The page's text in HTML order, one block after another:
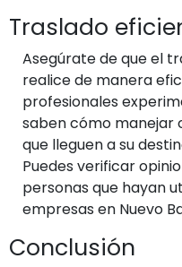
Traslado
Asegúrate de que el
realice de manera
profesionales
saben cómo manejar
que lleguen a su
Puedes verificar
personas que hayan
empresas en Nuevo
Conclusión